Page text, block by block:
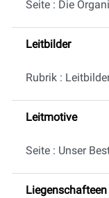
Seite : Die
Leitbilder
Rubrik :
Leitmotive
Seite : Unser
Liegenschafteen